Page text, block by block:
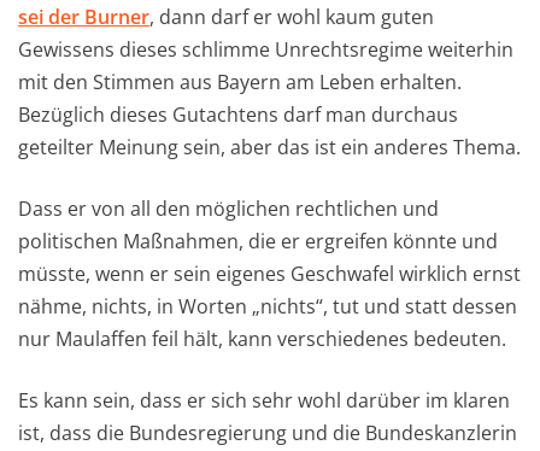
sei der Burner, dann darf er wohl kaum guten
Gewissens dieses schlimme Unrechtsregime weiterhin
mit den Stimmen aus Bayern am Leben erhalten.
Bezüglich dieses Gutachtens darf man durchaus
geteilter Meinung sein, aber das ist ein anderes Thema.
Dass er von all den möglichen rechtlichen und
politischen Maßnahmen, die er ergreifen könnte und
müsste, wenn er sein eigenes Geschwafel wirklich ernst
nähme, nichts, in Worten „nichts“, tut und statt dessen
nur Maulaffen feil hält, kann verschiedenes bedeuten.
Es kann sein, dass er sich sehr wohl darüber im klaren
ist, dass die Bundesregierung und die Bundeskanzlerin